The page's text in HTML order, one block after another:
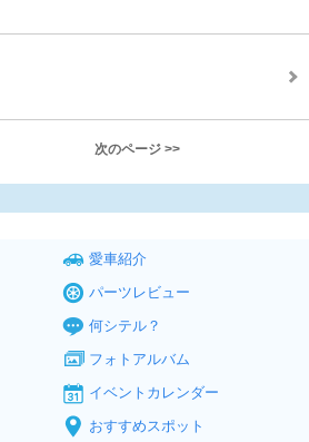
次のページ >>
愛車紹介
パーツレビュー
何シテル？
フォトアルバム
イベントカレンダー
おすすめスポット